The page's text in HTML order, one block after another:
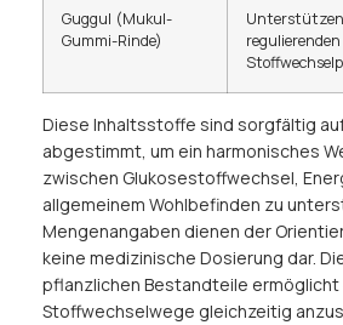
Guggul (Mukul-
Gummi-Rinde)
regulierenden
Diese Inhaltsstoffe sind sorgfältig
abgestimmt, um ein harmonisches
zwischen Glukosestoffwechsel,
allgemeinem Wohlbefinden zu
Mengenangaben dienen der
keine medizinische Dosierung dar.
pflanzlichen Bestandteile
Stoffwechselwege gleichzeitig